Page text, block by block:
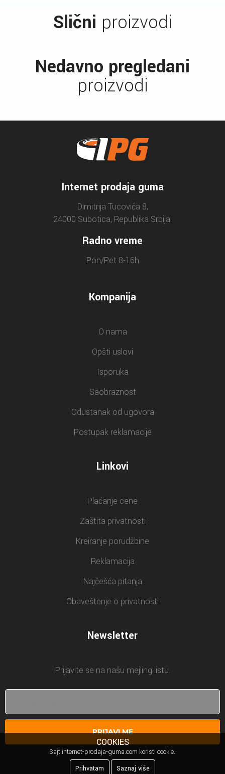
Slični proizvodi
Nedavno pregledani
proizvodi
Internet prodaja guma
Dimitrija Tucovića 8,
24000 Subotica, Republika Srbija.
Radno vreme
Pon/Pet 8-16h
Kompanija
O nama
Opšti uslovi
Isporuka
Saobraznost
Odustanak od ugovora
Postupak reklamacije
Linkovi
Plaćanje cene
Zaštita privatnosti
Kreiranje porudžbine
Reklamacija
Najčešća pitanja
Obaveštenje o privatnosti
Newsletter
Prijavite se na našu mejling listu.
PRIJAVI ME
COOKIES
Sajt internet-prodaja-guma.com koristi cookie.
Prihvatam
Saznaj više